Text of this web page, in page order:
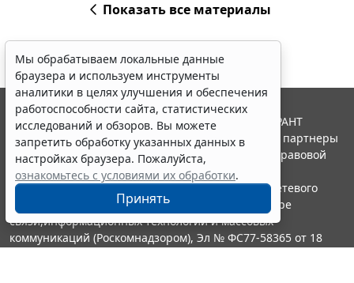
Показать все материалы
Мы обрабатываем локальные данные
браузера и используем инструменты
аналитики в целях улучшения и обеспечения
работоспособности сайта, статистических
исследований и обзоров. Вы можете
запретить обработку указанных данных в
настройках браузера. Пожалуйста,
ознакомьтесь с условиями их обработки.
Принять
© ООО "НПП "ГАРАНТ-СЕРВИС", 2026. Система ГАРАНТ
выпускается с 1990 года. Компания "Гарант" и ее партнеры
являются участниками Российской ассоциации правовой
информации ГАРАНТ.
Портал ГАРАНТ.РУ зарегистрирован в качестве сетевого
издания Федеральной службой по надзору в сфере
связи,информационных технологий и массовых
коммуникаций (Роскомнадзором), Эл № ФС77-58365 от 18